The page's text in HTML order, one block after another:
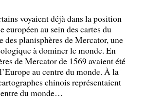
voyaient déjà dans la position
européen au sein des cartes du
des planisphères de Mercator, une
à dominer le monde. En
de Mercator de 1569 avaient été
au centre du monde. À la
chinois représentaient
du monde…